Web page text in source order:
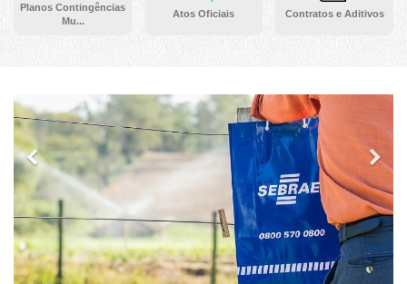
Planos Contingências
Mu...
Atos Oficiais Contratos e Aditivos
Previous